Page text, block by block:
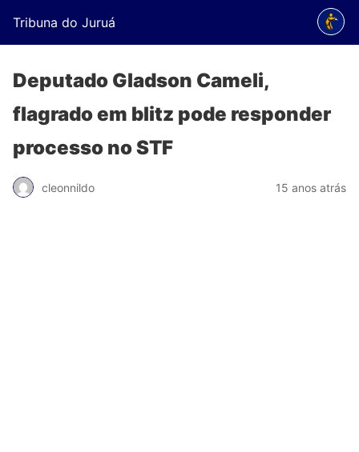
Tribuna do Juruá
Deputado Gladson Cameli,
flagrado em blitz pode responder
processo no STF
cleonnildo 15 anos atrás